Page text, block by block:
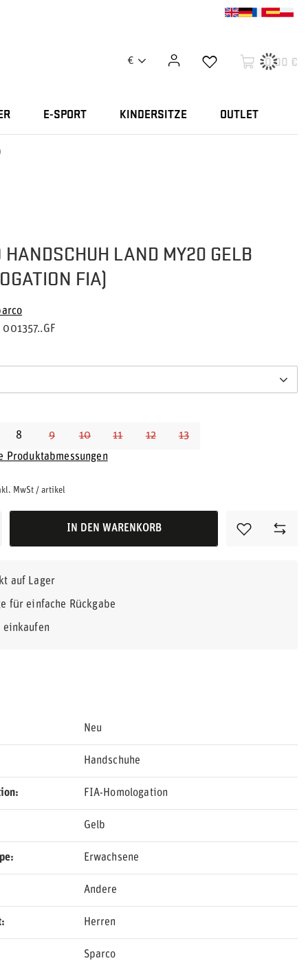
€ 0,00 €
E-SPORT KINDERSITZE OUTLET
HANDSCHUH LAND MY20 GELB
FIA)
001357..GF
8 9 10 11 12
13
Produktabmessungen
MwSt /artikel
IN DEN WARENKORB
auf Lager
für einfache Rückgabe
einkaufen
Neu
Handschuhe
FIA-Homologation
Gelb
Erwachsene
Andere
Herren
Sparco